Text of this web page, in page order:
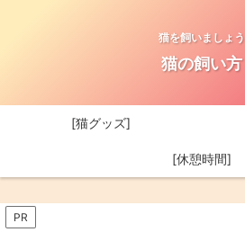
猫を飼いましょう
猫の飼い方
[猫グッズ]
[休憩時間]
PR